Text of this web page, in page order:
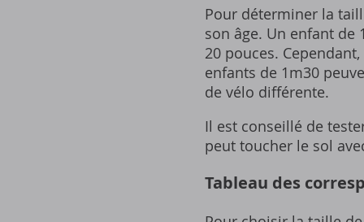
Pour déterminer la
son âge. Un enfant de
20 pouces.
enfants de 1m30
de vélo différente.
Il est conseillé de
peut toucher le sol
Tableau des